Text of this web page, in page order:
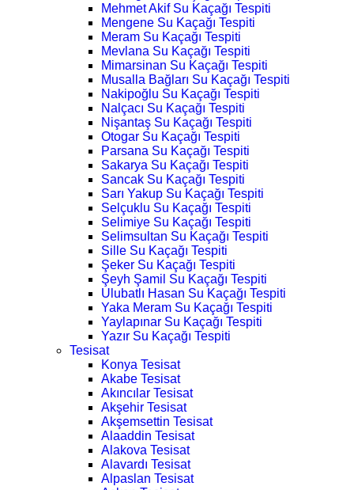
Mehmet Akif Su Kaçağı Tespiti
Mengene Su Kaçağı Tespiti
Meram Su Kaçağı Tespiti
Mevlana Su Kaçağı Tespiti
Mimarsinan Su Kaçağı Tespiti
Musalla Bağları Su Kaçağı Tespiti
Nakipoğlu Su Kaçağı Tespiti
Nalçacı Su Kaçağı Tespiti
Nişantaş Su Kaçağı Tespiti
Otogar Su Kaçağı Tespiti
Parsana Su Kaçağı Tespiti
Sakarya Su Kaçağı Tespiti
Sancak Su Kaçağı Tespiti
Sarı Yakup Su Kaçağı Tespiti
Selçuklu Su Kaçağı Tespiti
Selimiye Su Kaçağı Tespiti
Selimsultan Su Kaçağı Tespiti
Sille Su Kaçağı Tespiti
Şeker Su Kaçağı Tespiti
Şeyh Şamil Su Kaçağı Tespiti
Ulubatlı Hasan Su Kaçağı Tespiti
Yaka Meram Su Kaçağı Tespiti
Yaylapınar Su Kaçağı Tespiti
Yazır Su Kaçağı Tespiti
Tesisat
Konya Tesisat
Akabe Tesisat
Akıncılar Tesisat
Akşehir Tesisat
Akşemsettin Tesisat
Alaaddin Tesisat
Alakova Tesisat
Alavardı Tesisat
Alpaslan Tesisat